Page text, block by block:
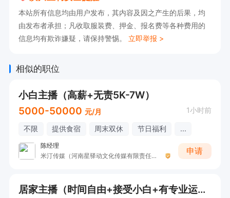
有意向可以投递简历，请告知潢川直聘看到的，谢
谢！
本站所有信息均由用户发布，其内容及因之产生的后果，均
由发布者承担；凡收取服装费、押金、报名费等各种费用的
信息均有欺诈嫌疑，请保持警惕。 立即举报 >
相似的职位
小白主播（高薪+无责5K-7W）
5000-50000 元/月 1小时前
不限 提供食宿 周末双休 节日福利 ...
陈经理
米汀传媒（河南星驿动文化传媒有限责任公司 ）
申请
居家主播（时间自由+接受小白+有专业运营带）